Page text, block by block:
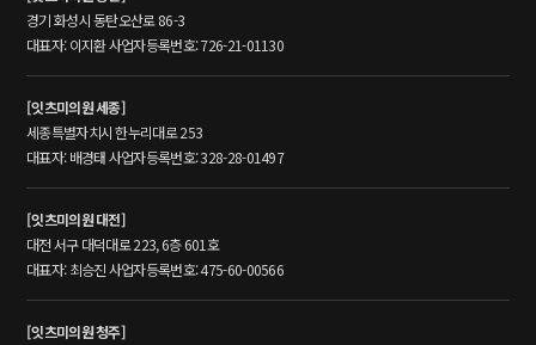
경기 화성시 동탄오산로 86-3
대표자: 이지환 사업자등록번호: 726-21-01130
[잇츠미의원 세종]
세종특별자치시 한누리대로 253
대표자: 배경태 사업자등록번호: 328-28-01497
[잇츠미의원 대전]
대전 서구 대덕대로 223, 6층 601호
대표자: 최승진 사업자등록번호: 475-60-00566
[잇츠미의원 청주]